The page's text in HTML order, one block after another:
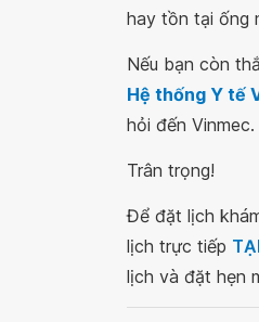
hay tồn tại ống
Nếu bạn còn
Hệ thống Y tế
hỏi đến
Trân trọng!
Để đặt lịch
lịch trực tiếp
lịch và đặt hẹn